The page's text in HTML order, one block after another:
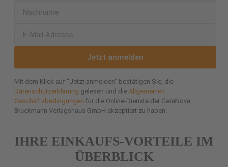
Jetzt anmelden
Mit dem Klick auf "Jetzt anmelden" bestätigen Sie, die
Datenschutzerklärung gelesen und die Allgemeinen
Geschäftsbedingungen für die Online-Dienste der GeraNova
Bruckmann Verlagshaus GmbH akzeptiert zu haben.
IHRE EINKAUFS-VORTEILE IM
ÜBERBLICK